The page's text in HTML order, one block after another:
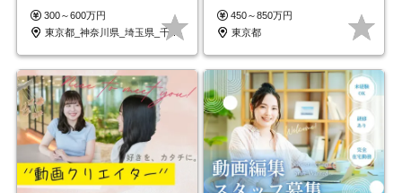
ープの正社員/sg
300～600万円
東京都_神奈川県_埼玉県_千葉県_大阪府…
450～850万円
東京都